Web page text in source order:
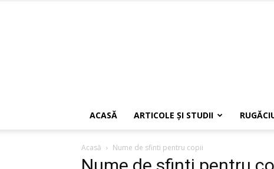
ACASĂ ARTICOLE ŞI STUDII
Acasă Nume de sfinti pentru copii